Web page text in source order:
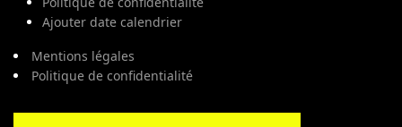
Ajouter date calendrier
Mentions légales
Politique de confidentialité